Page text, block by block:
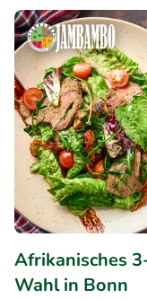
Afrikanisches
Wahl in Bonn